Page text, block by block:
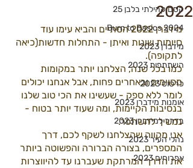
קסם קהילתי בלבן 25
Burn to Basics 2024
מידברן 2023
השתתפות 2023
כרטוס 2023
אומנות מידברן 2023
בדרך למידברן 2023
נהלי העיר 2023
אפרוחים 2023
2022
מידברן 2022 הסתיים והביא עימו עוד
סיומות שונות ואיתן - התחלות חדשות(כיאה
לתקופה).
כמו בכל שנה, הצלחנו יותר במקומות
מסוימים ובאחרים פחות, אבל אנחנו יכולים
לומר ללא ספק - שעשינו את הכי טוב שלנו
בנסיבות הקיימות, ומה שעוד יותר בטוח -
נמשיך להשתפר.
אני מקווה שהצלחנו לשקף לכם, דרך
המספרים, בצורה הברורה והפשוטה ביותר
את הדרך המרתקת שעברנו עד להיווצרות